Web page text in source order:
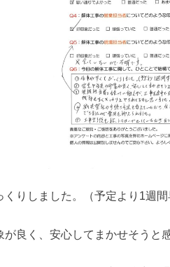
りしました。（予定より1週間
良く、安心してまかせそうと感